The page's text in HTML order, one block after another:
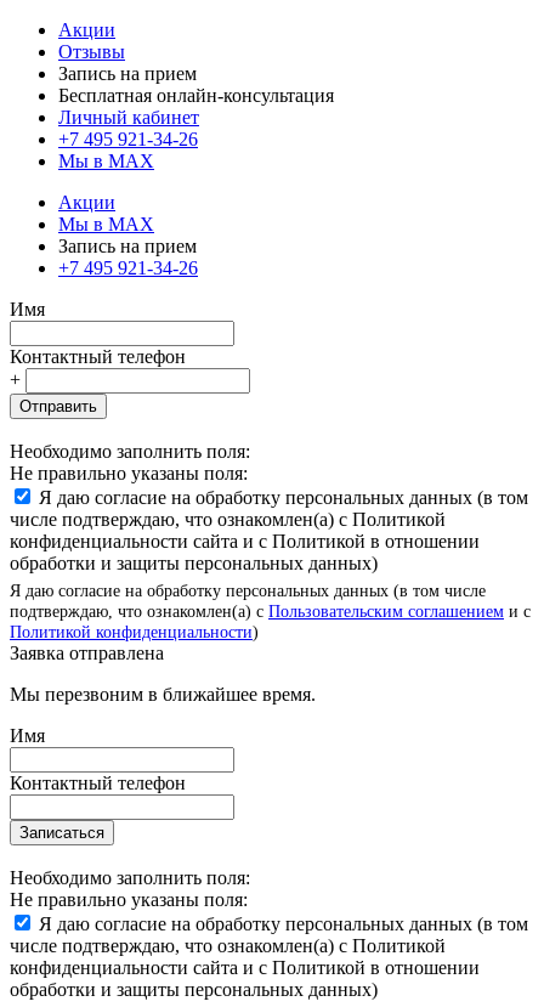
Акции
Отзывы
Запись на прием
Бесплатная онлайн-консультация
Личный кабинет
+7 495 921-34-26
Мы в MAX
Акции
Мы в MAX
Запись на прием
+7 495 921-34-26
Имя
Контактный телефон
+
Отправить
Необходимо заполнить поля:
Не правильно указаны поля:
Я даю согласие на обработку персональных данных (в том
числе подтверждаю, что ознакомлен(а) с Политикой
конфиденциальности сайта и с Политикой в отношении
обработки и защиты персональных данных)
Я даю согласие на обработку персональных данных (в том числе
подтверждаю, что ознакомлен(а) с Пользовательским соглашением и с
Политикой конфиденциальности)
Заявка отправлена
Мы перезвоним в ближайшее время.
Имя
Контактный телефон
Записаться
Необходимо заполнить поля:
Не правильно указаны поля:
Я даю согласие на обработку персональных данных (в том
числе подтверждаю, что ознакомлен(а) с Политикой
конфиденциальности сайта и с Политикой в отношении
обработки и защиты персональных данных)